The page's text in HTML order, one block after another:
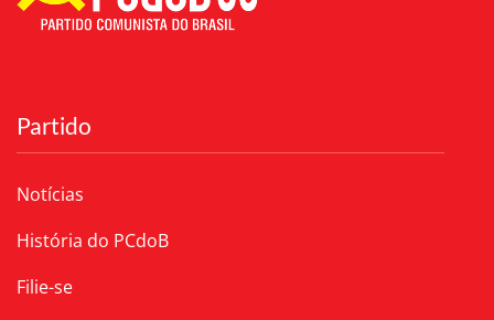
Partido
Notícias
História do PCdoB
Filie-se